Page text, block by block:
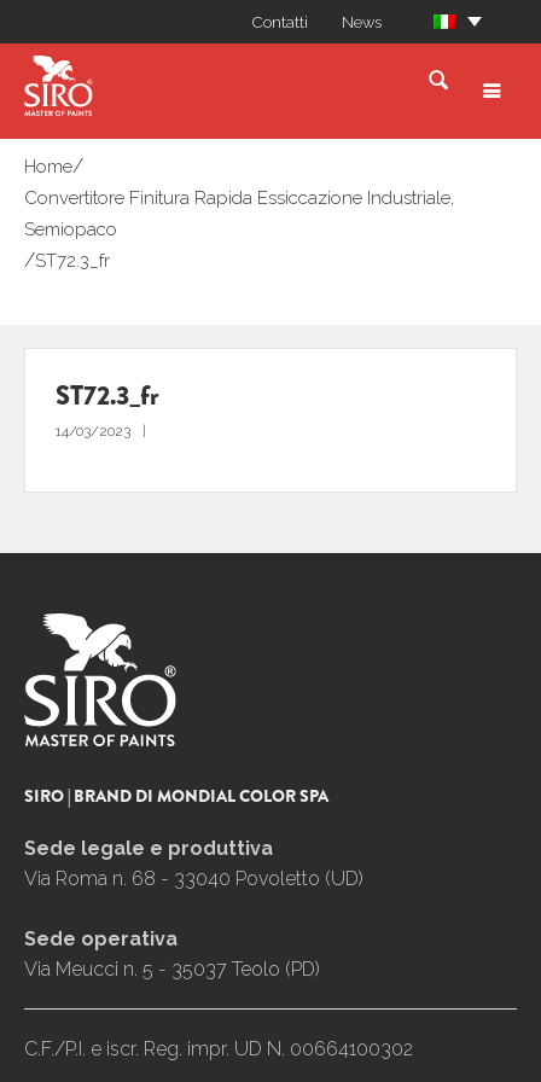
Contatti News
Home/
Convertitore Finitura Rapida Essiccazione Industriale,
Semiopaco
/ST72.3_fr
ST72.3_fr
14/03/2023
SIRO | BRAND DI MONDIAL COLOR SPA
Sede legale e produttiva
Via Roma n. 68 - 33040 Povoletto (UD)
Sede operativa
Via Meucci n. 5 - 35037 Teolo (PD)
C.F./P.I. e iscr. Reg. impr. UD N. 00664100302